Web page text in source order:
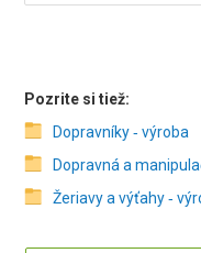
Pozrite si tiež:
Dopravníky ‑ výroba
Dopravná a
Žeriavy a výťahy ‑